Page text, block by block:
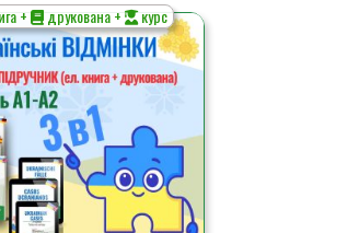
+ друкована + курс